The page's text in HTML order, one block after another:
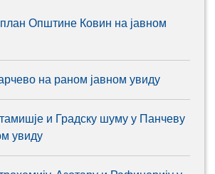
Општине Ковин на јавном
на раном јавном увиду
и Градску шуму у Панчеву
увиду